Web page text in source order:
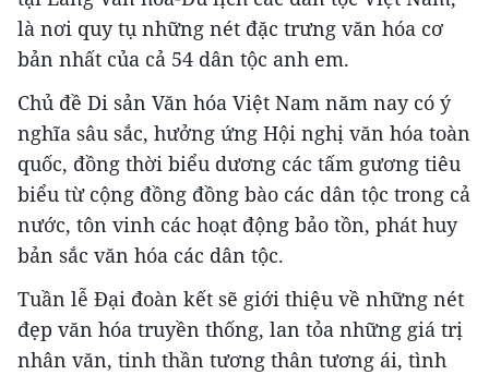
là nơi quy tụ những nét đặc trưng văn hóa cơ
bản nhất của cả 54 dân tộc anh em.
Chủ đề Di sản Văn hóa Việt Nam năm nay có ý
nghĩa sâu sắc, hưởng ứng Hội nghị văn hóa toàn
quốc, đồng thời biểu dương các tấm gương tiêu
biểu từ cộng đồng đồng bào các dân tộc trong cả
nước, tôn vinh các hoạt động bảo tồn, phát huy
bản sắc văn hóa các dân tộc.
Tuần lễ Đại đoàn kết sẽ giới thiệu về những nét
đẹp văn hóa truyền thống, lan tỏa những giá trị
nhân văn, tinh thần tương thân tương ái, tình